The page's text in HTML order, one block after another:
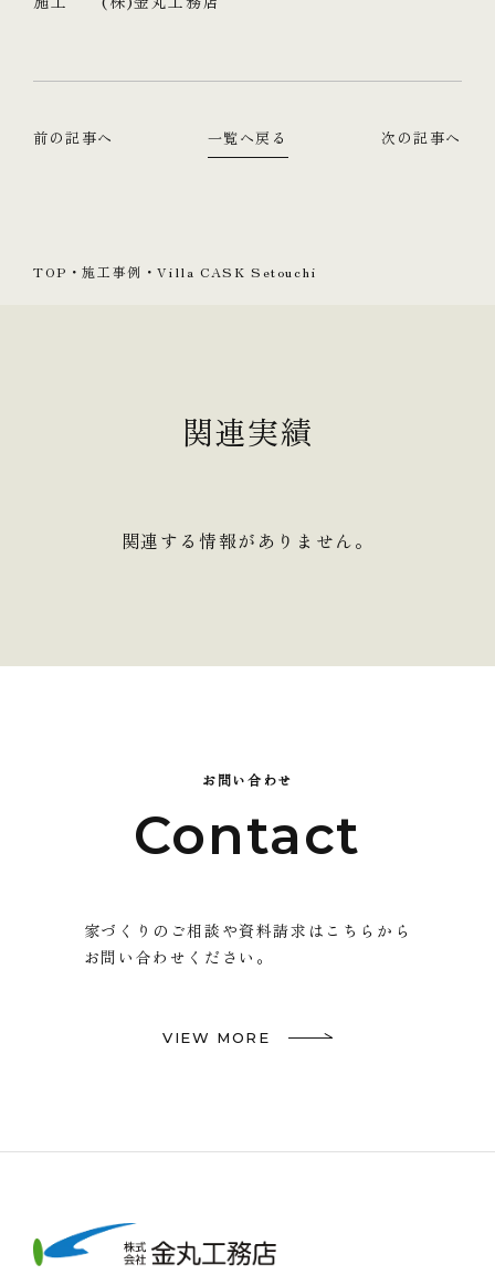
前の記事へ 一覧へ戻る 次の記事へ
TOP ・施工事例 ・Villa CASK Setouchi
関連実績
関連する情報がありません。
お問い合わせ
Contact
家づくりのご相談や資料請求はこちらから
お問い合わせください。
VIEW MORE